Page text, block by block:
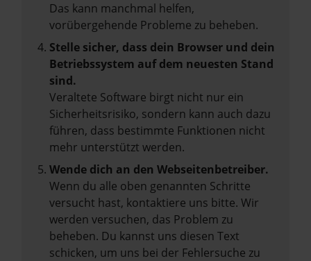
Das kann manchmal helfen,
vorübergehende Probleme zu beheben.
Stelle sicher, dass dein Browser und dein
Betriebssystem auf dem neuesten Stand
sind.
Veraltete Software birgt nicht nur ein
Sicherheitsrisiko, sondern kann auch dazu
führen, dass bestimmte Funktionen nicht
mehr unterstützt werden.
Wende dich an den Webseitenbetreiber.
Wenn du alle oben genannten Schritte
versucht hast, kontaktiere uns bitte. Wir
werden versuchen, das Problem zu
beheben. Du kannst uns diesen Text
schicken, um uns bei der Fehlersuche zu